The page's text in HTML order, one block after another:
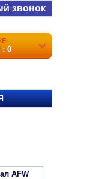
звонок
0
AFW